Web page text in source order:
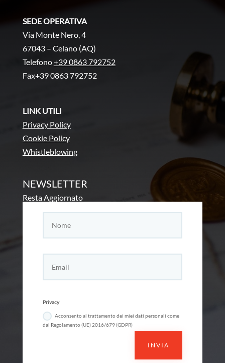
SEDE OPERATIVA
Via Monte Nero, 4
67043 – Celano (AQ)
Telefono+39 0863 792752
Fax+39 0863 792752
LINK UTILI
Privacy Policy
Cookie Policy
Whistleblowing
NEWSLETTER
Resta Aggiornato
Privacy
Acconsento al trattamento dei miei dati personali come
dal Regolamento (UE) 2016/679 (GDPR)
INVIA